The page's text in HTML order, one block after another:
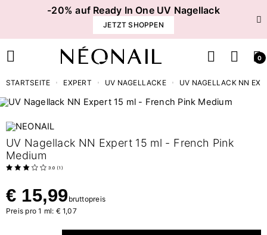
-20% auf Ready In One UV Nagellack
JETZT SHOPPEN
0
STARTSEITE EXPERT UV NAGELLACKE UV NAGELLACK NN
UV Nagellack NN Expert 15 ml - French Pink
Medium
3.0 (1 )
€ 15,99 bruttopreis
Preis pro 1 ml: € 1,07